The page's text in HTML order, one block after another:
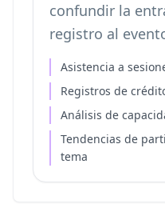
confundir la
registro al
Asistencia a
Registros de
Análisis de
Tendencias de
tema